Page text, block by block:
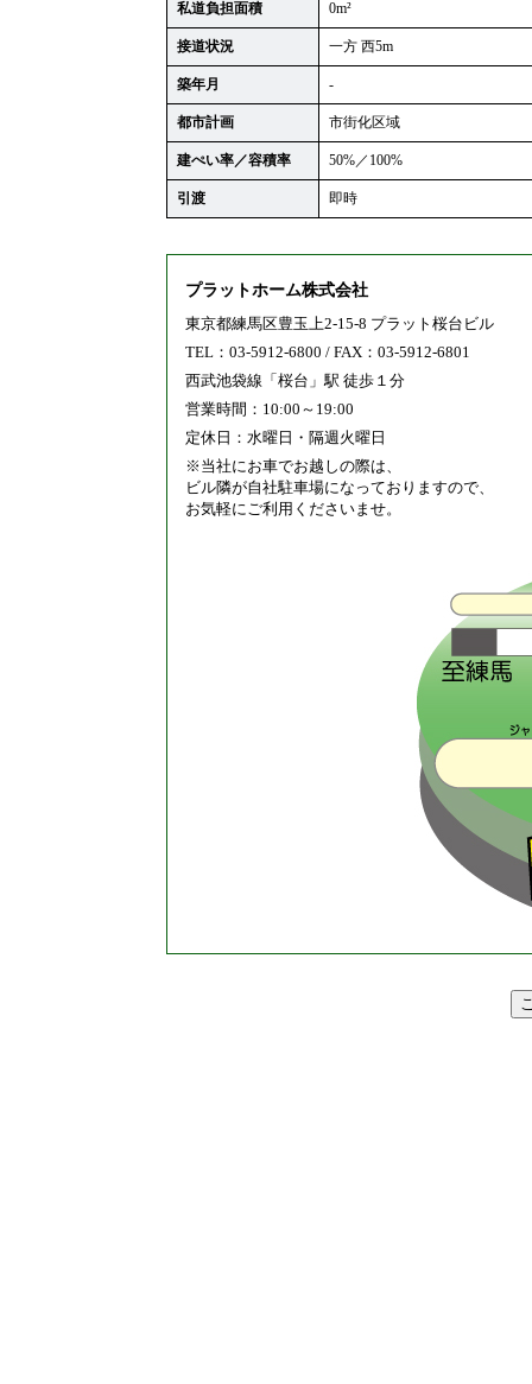
私道負担面積 0m²
接道状況 一方 西5m
築年月 -
都市計画 市街化区域
建ぺい率／容積率 50%／100%
引渡 即時
プラットホーム株式会社
東京都練馬区豊玉上2-15-8 プラット桜台ビル
TEL：03-5912-6800 / FAX：03-5912-6801
西武池袋線「桜台」駅 徒歩１分
営業時間：10:00～19:00
定休日：水曜日・隔週火曜日
※当社にお車でお越しの際は、
ビル隣が自社駐車場になっておりますので、
お気軽にご利用くださいませ。